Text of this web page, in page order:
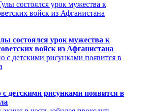
состоялся урок мужества к
войск из Афганистана
детскими рисунками появится в